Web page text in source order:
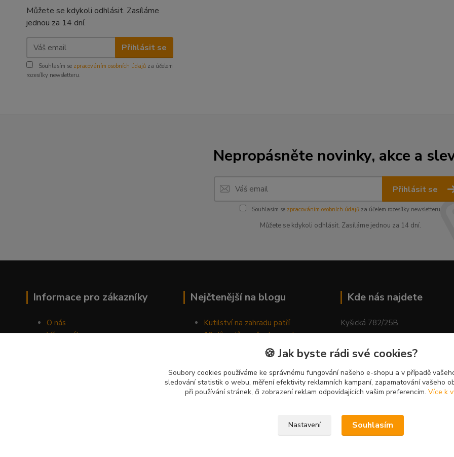
Můžete se kdykoli odhlásit. Zasíláme
jednou za 14 dní.
Přihlásit se
Souhlasím se zpracováním osobních údajů za účelem
rozesílky newsletteru.
Nepropásněte novinky, akce a
Přihlásit se
Souhlasím se zpracováním osobních údajůza účelem rozesílky newsletteru.
Můžete se kdykoli odhlásit. Zasíláme jednou za 14 dní.
Informace pro zákazníky
O nás
Vše o nákupu
Nejčtenější na blogu
Kutilství na zahradu patří
10 důvodů, proč relaxovat
chozením do přírody
Jak správně pěstovat tulipány
Náhodně generovaný článek
Kde nás najdete
Kyšická 782/25B
🍪 Jak byste rádi své cookies?
Soubory cookies používáme ke správnému fungování našeho e-shopu a v případě
sledování statistik o webu, měření efektivity reklamních kampaní, zapamatování vašeho
při používání stránek, či zobrazení reklam odpovídajících vašim preferencím. Více k
Nastavení Souhlasím